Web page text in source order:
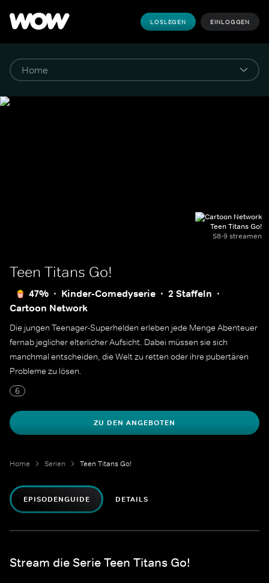
LOSLEGEN EINLOGGEN
Teen Titans Go!
S8-9 streamen
Teen Titans Go!
47% Kinder-Comedyserie
2 Staffeln
Cartoon Network
Die jungen Teenager-Superhelden erleben jede Menge Abenteuer
fernab jeglicher elterlicher Aufsicht. Dabei müssen sie sich
manchmal entscheiden, die Welt zu retten oder ihre pubertären
Probleme zu lösen.
6
ZU DEN ANGEBOTEN
Home Serien Teen Titans Go!
EPISODENGUIDE DETAILS
Stream die Serie Teen Titans Go!